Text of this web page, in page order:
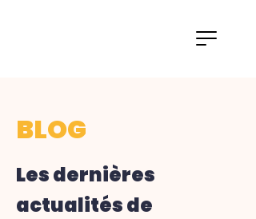
BLOG
Les dernières
actualités de